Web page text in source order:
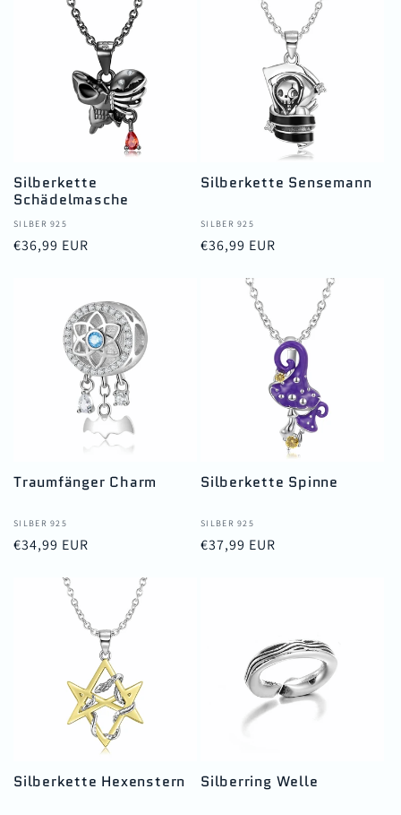
Silberkette
Schädelmasche
Anbieter:
SILBER 925
Normaler
€36,99 EUR
Silberkette Sensemann
Anbieter:
SILBER 925
Normaler
€36,99 EUR
Traumfänger Charm
Anbieter:
SILBER 925
Normaler
€34,99 EUR
Silberkette Spinne
Anbieter:
SILBER 925
Normaler
€37,99 EUR
Silberkette Hexenstern Silberring Welle